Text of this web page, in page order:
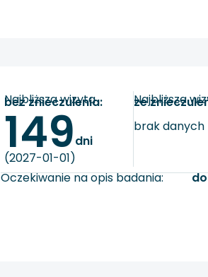
Najbliższa wizyta
bez znieczulenia:
149dni
(2027-01-01)
Najbliższa
ze
brak danych
Oczekiwanie na opis badania: